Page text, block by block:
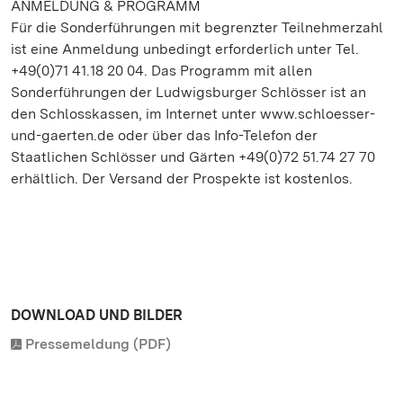
ANMELDUNG & PROGRAMM
Für die Sonderführungen mit begrenzter Teilnehmerzahl
ist eine Anmeldung unbedingt erforderlich unter Tel.
+49(0)71 41.18 20 04. Das Programm mit allen
Sonderführungen der Ludwigsburger Schlösser ist an
den Schlosskassen, im Internet unter www.schloesser-
und-gaerten.de oder über das Info-Telefon der
Staatlichen Schlösser und Gärten +49(0)72 51.74 27 70
erhältlich. Der Versand der Prospekte ist kostenlos.
DOWNLOAD UND BILDER
Pressemeldung (PDF)